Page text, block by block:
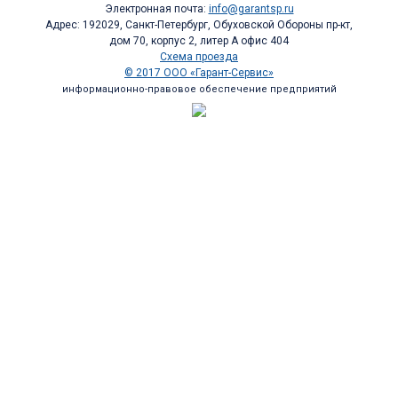
Электронная почта: info@garantsp.ru
Адрес: 192029, Санкт-Петербург, Обуховской Обороны пр-кт,
дом 70, корпус 2, литер А офис 404
Схема проезда
© 2017 ООО «Гарант-Сервис»
информационно-правовое обеспечение предприятий